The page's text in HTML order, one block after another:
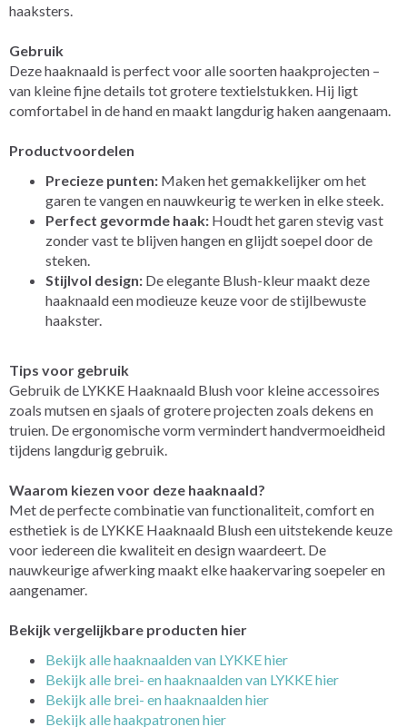
haaksters.
Gebruik
Deze haaknaald is perfect voor alle soorten haakprojecten –
van kleine fijne details tot grotere textielstukken. Hij ligt
comfortabel in de hand en maakt langdurig haken aangenaam.
Productvoordelen
Precieze punten: Maken het gemakkelijker om het
garen te vangen en nauwkeurig te werken in elke steek.
Perfect gevormde haak: Houdt het garen stevig vast
zonder vast te blijven hangen en glijdt soepel door de
steken.
Stijlvol design: De elegante Blush-kleur maakt deze
haaknaald een modieuze keuze voor de stijlbewuste
haakster.
Tips voor gebruik
Gebruik de LYKKE Haaknaald Blush voor kleine accessoires
zoals mutsen en sjaals of grotere projecten zoals dekens en
truien. De ergonomische vorm vermindert handvermoeidheid
tijdens langdurig gebruik.
Waarom kiezen voor deze haaknaald?
Met de perfecte combinatie van functionaliteit, comfort en
esthetiek is de LYKKE Haaknaald Blush een uitstekende keuze
voor iedereen die kwaliteit en design waardeert. De
nauwkeurige afwerking maakt elke haakervaring soepeler en
aangenamer.
Bekijk vergelijkbare producten hier
Bekijk alle haaknaalden van LYKKE hier
Bekijk alle brei- en haaknaalden van LYKKE hier
Bekijk alle brei- en haaknaalden hier
Bekijk alle haakpatronen hier